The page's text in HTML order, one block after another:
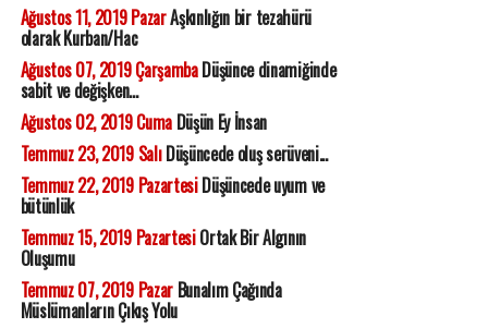
Ağustos 11, 2019 PazarAşkınlığın bir tezahürü
olarak Kurban/Hac
Ağustos 07, 2019 ÇarşambaDüşünce dinamiğinde
sabit ve değişken...
Ağustos 02, 2019 CumaDüşün Ey İnsan
Temmuz 23, 2019 SalıDüşüncede oluş serüveni...
Temmuz 22, 2019 PazartesiDüşüncede uyum ve
bütünlük
Temmuz 15, 2019 PazartesiOrtak Bir Algının
Oluşumu
Temmuz 07, 2019 PazarBunalım Çağında
Müslümanların Çıkış Yolu